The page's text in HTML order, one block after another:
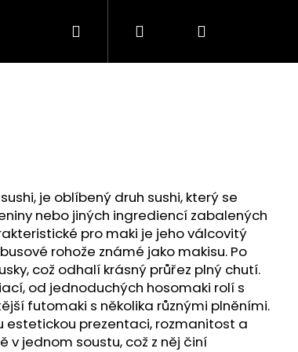
Kontakty Přihlášení
je oblíbený druh sushi, který se
nebo jiných ingrediencí zabalených
pro maki je jeho válcovitý
rohože známé jako makisu. Po
což odhalí krásný průřez plný chutí.
od jednoduchých hosomaki rolí s
futomaki s několika různými plněními.
estetickou prezentaci, rozmanitost a
v jednom soustu, což z něj činí
Následující